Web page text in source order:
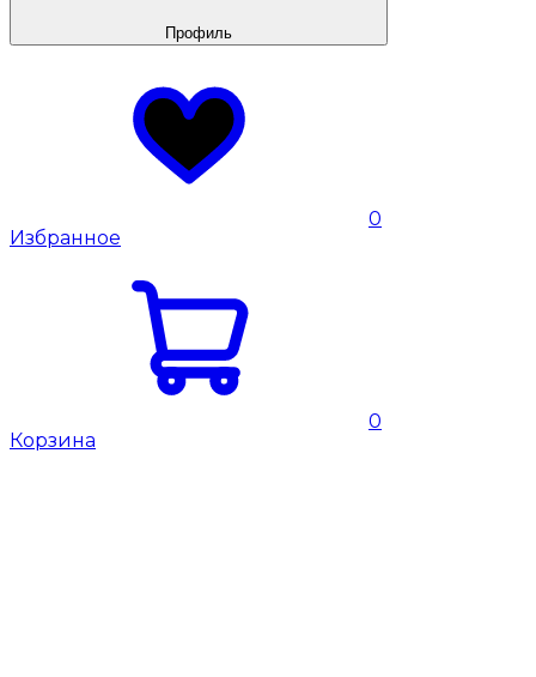
Профиль
0
Избранное
0
Корзина